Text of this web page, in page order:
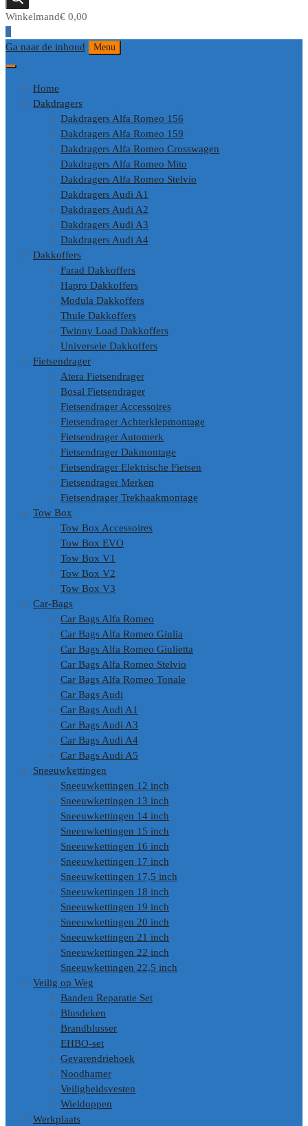
Winkelmand€ 0,00
0
Ga naar de inhoud
Menu
Home
Dakdragers
Dakdragers Alfa Romeo 156
Dakdragers Alfa Romeo 159
Dakdragers Alfa Romeo Crosswagen
Dakdragers Alfa Romeo Mito
Dakdragers Alfa Romeo Stelvio
Dakdragers Audi A1
Dakdragers Audi A2
Dakdragers Audi A3
Dakdragers Audi A4
Dakkoffers
Farad Dakkoffers
Hapro Dakkoffers
Modula Dakkoffers
Thule Dakkoffers
Twinny Load Dakkoffers
Universele Dakkoffers
Fietsendrager
Atera Fietsendrager
Bosal Fietsendrager
Fietsendrager Accessoires
Fietsendrager Achterklepmontage
Fietsendrager Automerk
Fietsendrager Dakmontage
Fietsendrager Elektrische Fietsen
Fietsendrager Merken
Fietsendrager Trekhaakmontage
Tow Box
Tow Box Accessoires
Tow Box EVO
Tow Box V1
Tow Box V2
Tow Box V3
Car-Bags
Car Bags Alfa Romeo
Car Bags Alfa Romeo Giulia
Car Bags Alfa Romeo Giulietta
Car Bags Alfa Romeo Stelvio
Car Bags Alfa Romeo Tonale
Car Bags Audi
Car Bags Audi A1
Car Bags Audi A3
Car Bags Audi A4
Car Bags Audi A5
Sneeuwkettingen
Sneeuwkettingen 12 inch
Sneeuwkettingen 13 inch
Sneeuwkettingen 14 inch
Sneeuwkettingen 15 inch
Sneeuwkettingen 16 inch
Sneeuwkettingen 17 inch
Sneeuwkettingen 17,5 inch
Sneeuwkettingen 18 inch
Sneeuwkettingen 19 inch
Sneeuwkettingen 20 inch
Sneeuwkettingen 21 inch
Sneeuwkettingen 22 inch
Sneeuwkettingen 22,5 inch
Veilig op Weg
Banden Reparatie Set
Blusdeken
Brandblusser
EHBO-set
Gevarendriehoek
Noodhamer
Veiligheidsvesten
Wieldoppen
Werkplaats